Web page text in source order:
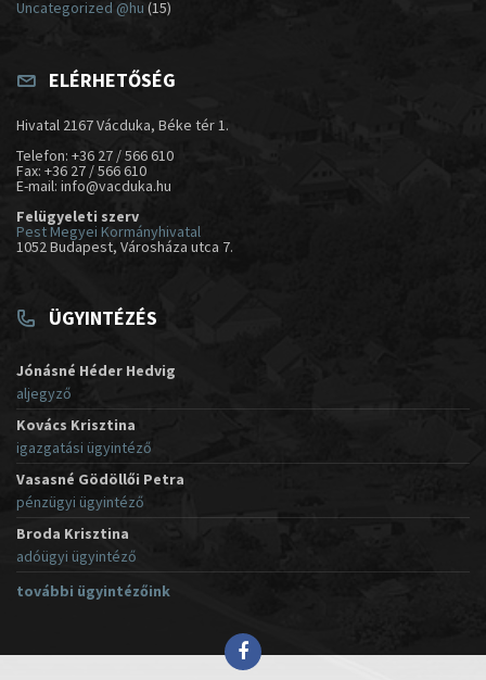
Uncategorized @hu (15)
ELÉRHETŐSÉG
Hivatal 2167 Vácduka, Béke tér 1.
Telefon: +36 27 / 566 610
Fax: +36 27 / 566 610
E-mail: info@vacduka.hu
Felügyeleti szerv
Pest Megyei Kormányhivatal
1052 Budapest, Városháza utca 7.
ÜGYINTÉZÉS
Jónásné Héder Hedvig
aljegyző
Kovács Krisztina
igazgatási ügyintéző
Vasasné Gödöllői Petra
pénzügyi ügyintéző
Broda Krisztina
adóügyi ügyintéző
további ügyintézőink